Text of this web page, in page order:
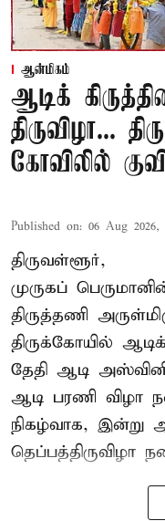
ஆன்மிகம்
ஆடிக்
திருவிழா...
கோவிலில்
Published on: 06 Aug 2026,
திருவள்ளூர்,
முருகப்
திருத்தணி
திருக்கோயில்
தேதி ஆடி
ஆடி பரணி விழா
நிகழ்வாக, இன்று
தெப்பத்திருவிழா